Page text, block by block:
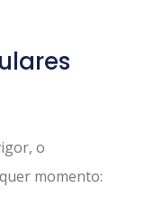
o
momento: